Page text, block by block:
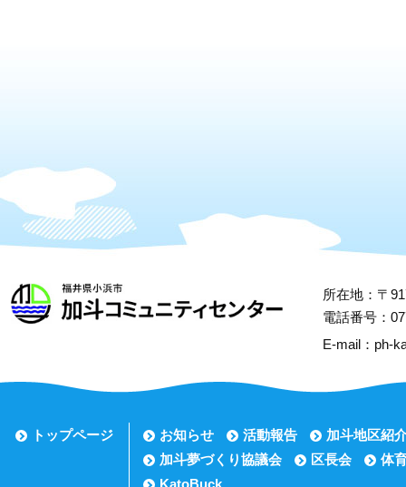
所在地：〒
電話番号：
E-mail：ph-
トップページ お知らせ 活動報告
加斗地区紹
加斗夢づくり協議会
区長会
体
KatoBuck